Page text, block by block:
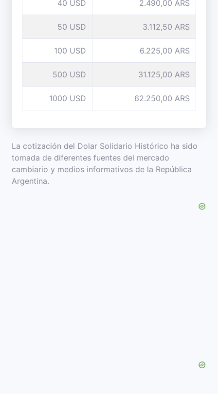
40 USD 2.490,00 ARS
50 USD 3.112,50 ARS
100 USD 6.225,00 ARS
500 USD 31.125,00 ARS
1000 USD 62.250,00 ARS
La cotización del Dolar Solidario Histórico ha sido
tomada de diferentes fuentes del mercado
cambiario y medios informativos de la República
Argentina.